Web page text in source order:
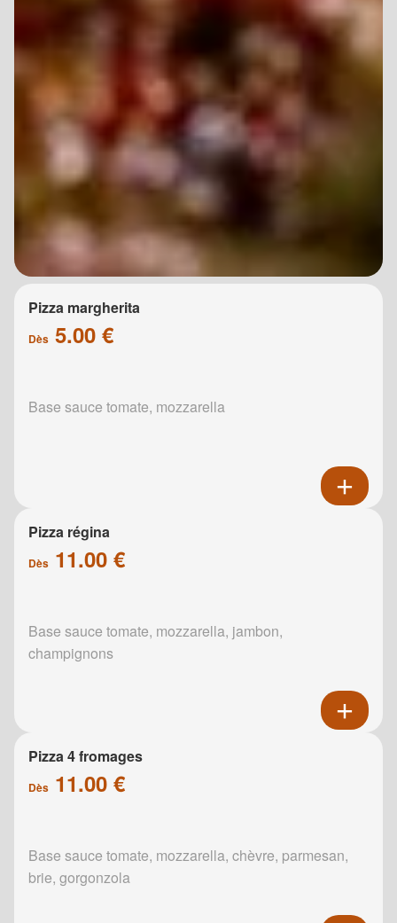
Pizza margherita
Dès 5.00 €
Base sauce tomate, mozzarella
Pizza régina
Dès 11.00 €
Base sauce tomate, mozzarella, jambon,
champignons
Pizza 4 fromages
Dès 11.00 €
Base sauce tomate, mozzarella, chèvre, parmesan,
brie, gorgonzola